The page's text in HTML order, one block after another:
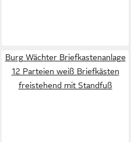
Burg Wächter Briefkastenanlage
12 Parteien weiß Briefkästen
freistehend mit Standfuß